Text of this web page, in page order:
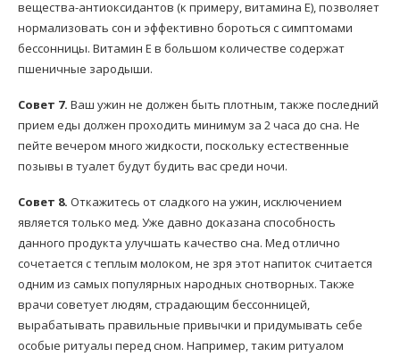
вещества-антиоксидантов (к примеру, витамина Е), позволяет
нормализовать сон и эффективно бороться с симптомами
бессонницы. Витамин Е в большом количестве содержат
пшеничные зародыши.
Совет 7. Ваш ужин не должен быть плотным, также последний
прием еды должен проходить минимум за 2 часа до сна. Не
пейте вечером много жидкости, поскольку естественные
позывы в туалет будут будить вас среди ночи.
Совет 8. Откажитесь от сладкого на ужин, исключением
является только мед. Уже давно доказана способность
данного продукта улучшать качество сна. Мед отлично
сочетается с теплым молоком, не зря этот напиток считается
одним из самых популярных народных снотворных. Также
врачи советует людям, страдающим бессонницей,
вырабатывать правильные привычки и придумывать себе
особые ритуалы перед сном. Например, таким ритуалом